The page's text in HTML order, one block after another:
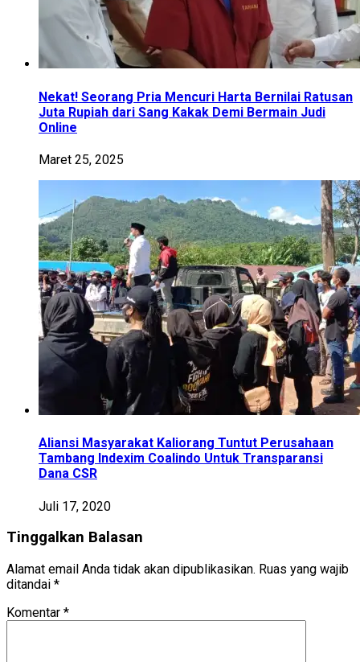
Nekat! Seorang Pria Mencuri Harta Bernilai Ratusan
Juta Rupiah dari Sang Kakak Demi Bermain Judi
Online
Maret 25, 2025
Aliansi Masyarakat Kaliorang Tuntut Perusahaan
Tambang Indexim Coalindo Untuk Transparansi
Dana CSR
Juli 17, 2020
Tinggalkan Balasan
Alamat email Anda tidak akan dipublikasikan. Ruas yang wajib
ditandai *
Komentar *